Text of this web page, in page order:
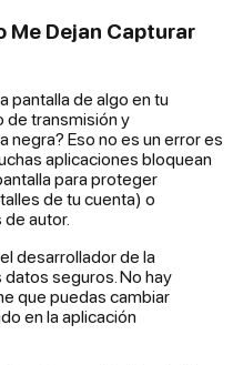
Me Dejan Capturar
pantalla de algo en tu
de transmisión y
Eso no es un error es
aplicaciones bloquean
para proteger
de tu cuenta) o
autor.
desarrollador de la
seguros. No hay
que puedas cambiar
en la aplicación